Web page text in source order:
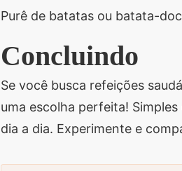
Purê de batatas ou batata-
Concluindo
Se você busca refeições
uma escolha perfeita!
dia a dia. Experimente e